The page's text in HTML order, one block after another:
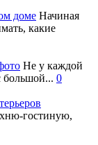
доме Начиная
какие
Не у каждой
большой... 0
гостиную,